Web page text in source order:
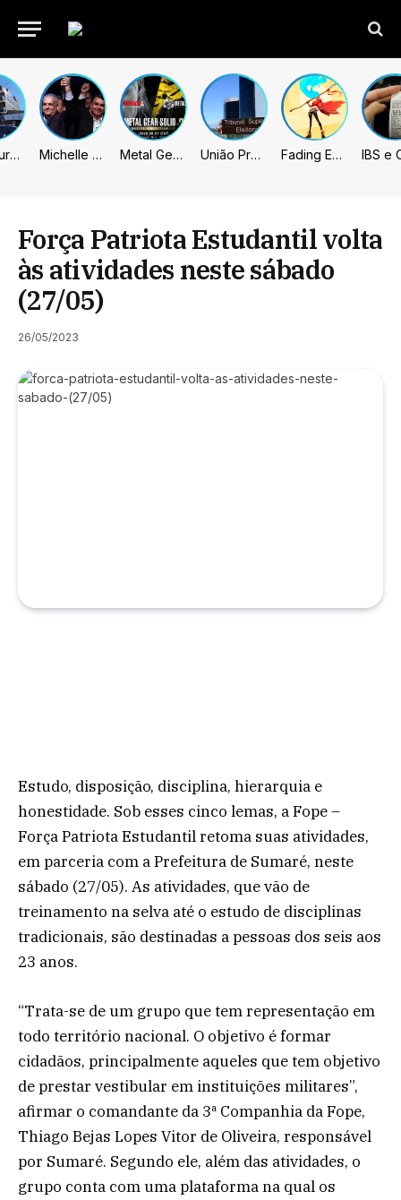
Prefeitura de Sumaré inaugura nova subsede da GCM na Área Cura Michelle celebra vice de Flávio: “Que chapa possa ser vitoriosa” Metal Gear Solid: Master Collection 2 terá legendas e menus em portugues União Progressista e PL terão mais tempo de propaganda eleitoral Fading Echo – Review
Força Patriota Estudantil volta
às atividades neste sábado
(27/05)
26/05/2023
Estudo, disposição, disciplina, hierarquia e
honestidade. Sob esses cinco lemas, a Fope –
Força Patriota Estudantil retoma suas atividades,
em parceria com a Prefeitura de Sumaré, neste
sábado (27/05). As atividades, que vão de
treinamento na selva até o estudo de disciplinas
tradicionais, são destinadas a pessoas dos seis aos
23 anos.
“Trata-se de um grupo que tem representação em
todo território nacional. O objetivo é formar
cidadãos, principalmente aqueles que tem objetivo
de prestar vestibular em instituições militares”,
afirmar o comandante da 3ª Companhia da Fope,
Thiago Bejas Lopes Vitor de Oliveira, responsável
por Sumaré. Segundo ele, além das atividades, o
grupo conta com uma plataforma na qual os